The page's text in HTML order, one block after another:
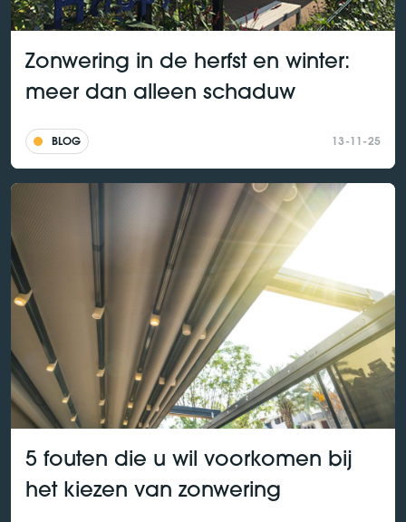
Zonwering in de herfst en winter:
meer dan alleen schaduw
BLOG 13-11-25
5 fouten die u wil voorkomen bij
het kiezen van zonwering